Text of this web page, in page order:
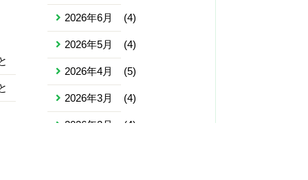
2026年6月 (4)
2026年5月 (4)
2026年4月 (5)
2026年3月 (4)
2026年2月 (4)